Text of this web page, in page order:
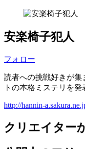
安楽椅子犯人
フォロー
読者への挑戦好きが
トの本格ミステリを発
http://hannin-
クリエイター